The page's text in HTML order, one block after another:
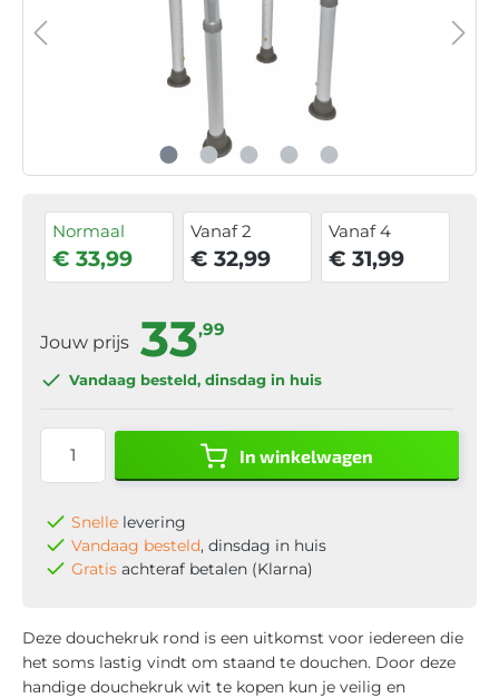
Normaal
€ 33,99
Vanaf 2
€ 32,99
Vanaf 4
€ 31,99
Jouw prijs 33,99
Vandaag besteld, dinsdag in huis
In winkelwagen
Snelle levering
Vandaag besteld, dinsdag in huis
Gratis achteraf betalen (Klarna)
Deze douchekruk rond is een uitkomst voor iedereen die
het soms lastig vindt om staand te douchen. Door deze
handige douchekruk wit te kopen kun je veilig en